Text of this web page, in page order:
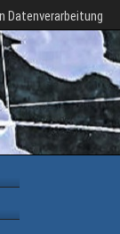
Datenverarbeitung